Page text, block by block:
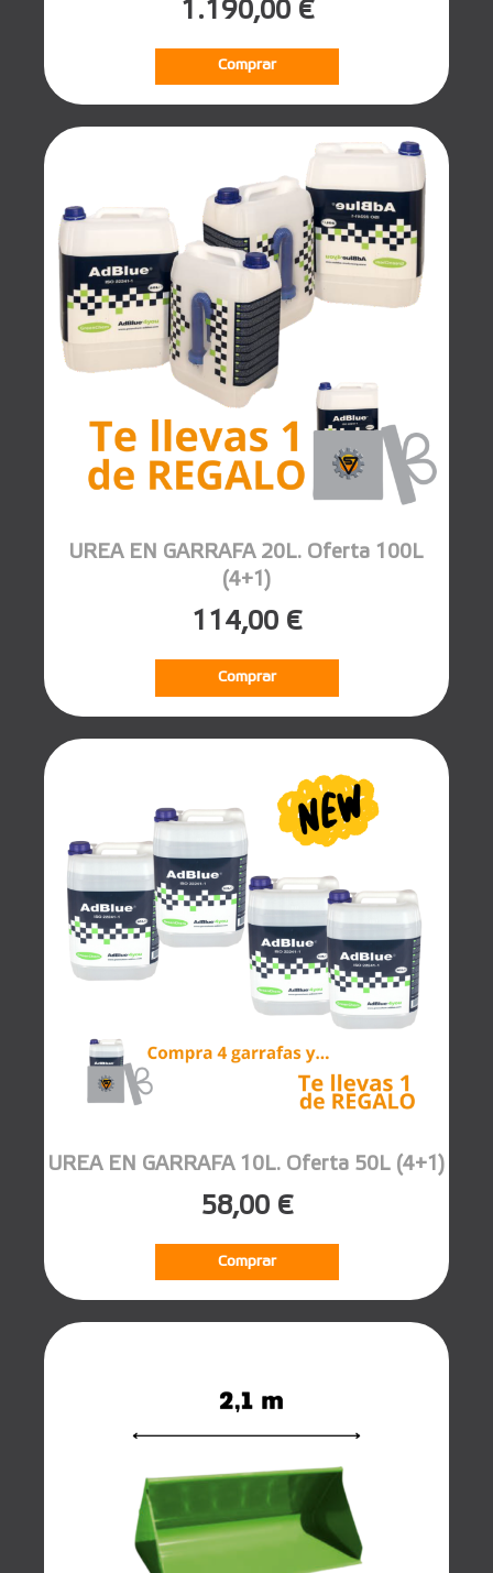
1.190,00 €
Comprar
UREA EN GARRAFA 20L. Oferta 100L
(4+1)
114,00 €
Comprar
UREA EN GARRAFA 10L. Oferta 50L (4+1)
58,00 €
Comprar